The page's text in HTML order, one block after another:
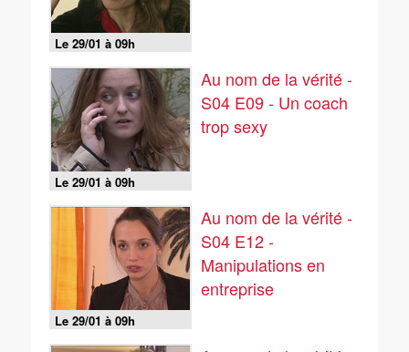
Le 29/01 à 09h
Le 29/01 à 09h
Au nom de la vérité -
S04 E09 - Un coach
trop sexy
Le 29/01 à 09h
Au nom de la vérité -
S04 E12 -
Manipulations en
entreprise